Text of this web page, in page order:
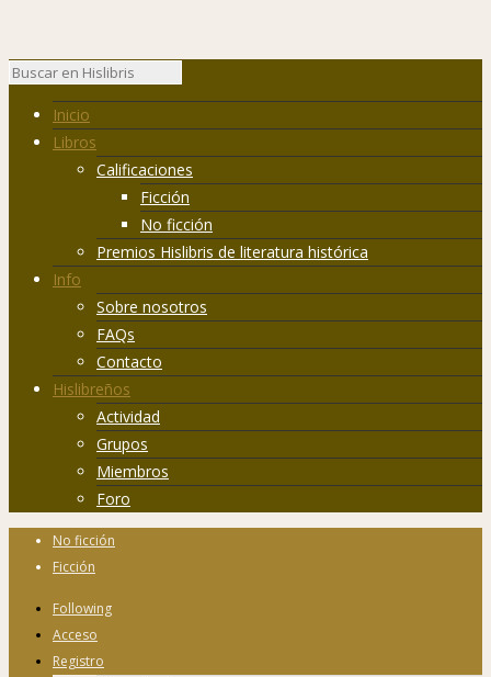
Inicio
Libros
Calificaciones
Ficción
No ficción
Premios Hislibris de literatura histórica
Info
Sobre nosotros
FAQs
Contacto
Hislibreños
Actividad
Grupos
Miembros
Foro
No ficción
Ficción
Following
Acceso
Registro